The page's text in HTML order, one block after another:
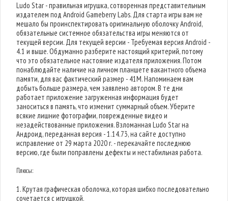
Ludo Star - правильная игрушка, сотворенная представительным
издателем под Android Gameberry Labs. Для старта игры вам не
мешало бы проинспектировать оригинальную оболочку Android,
обязательные системное обязательства игры меняются от
текущей версии. Для текущей версии - Требуемая версия Android -
4.1 и выше. Обдуманно разберите настоящий критерий, потому
что это обязательное настояние издателя приложения. Потом
понаблюдайте наличие на личном планшете вакантного объема
памяти, для вас фактический размер - 41M. Напоминаем вам
добыть больше размера, чем заявлено автором. В те дни
работает приложение загруженная информация будет
заноситься в память, что изменит суммарный объем. Уберите
всякие лишние фотографии, поврежденные видео и
незадействованные приложения. Взломанная Ludo Star на
Андроид, переданная версия - 1.14.73, на сайте доступно
исправление от 29 марта 2020 г. - перекачайте последнюю
версию, где были поправлены дефекты и нестабильная работа.
Плюсы:
1. Крутая графическая оболочка, которая шибко последовательно
сочетается с игрушкой.